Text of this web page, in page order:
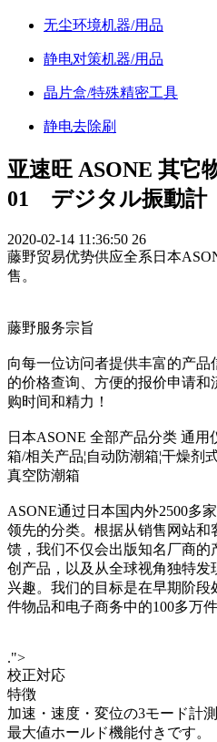
无尘环境机器/用品
静电对策机器/用品
晶片盒/特殊精密工具
静电去除刷
亚速旺 ASONE 其它
01 デジタル振動
2020-02-14 11:36:50 26
藤野贸易优势供应全系日本
售。
藤野服务宗旨
向每一位访问者提供丰富的产
的价格查询、方便的报价申请
购时间和精力！
日本ASONE 全部产品分类 通
箱/相关产品¦自动防潮箱¦干燥剂
真空防潮箱
ASONE通过日本国内外2500多
领先的分类。根据从销售网站和
馈，我们不仅会出版知名厂商
创产品，以及从全球视角独特
兴趣。我们的目标是在早期阶段
件物品和电子商务中的100多万件
.">
校正対応
特徴
加速・速度・変位の3モード計
最大値ホールド機能付きです。